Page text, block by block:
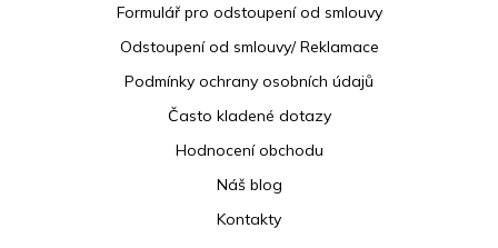
Formulář pro odstoupení od smlouvy
Odstoupení od smlouvy/ Reklamace
Podmínky ochrany osobních údajů
Často kladené dotazy
Hodnocení obchodu
Náš blog
Kontakty